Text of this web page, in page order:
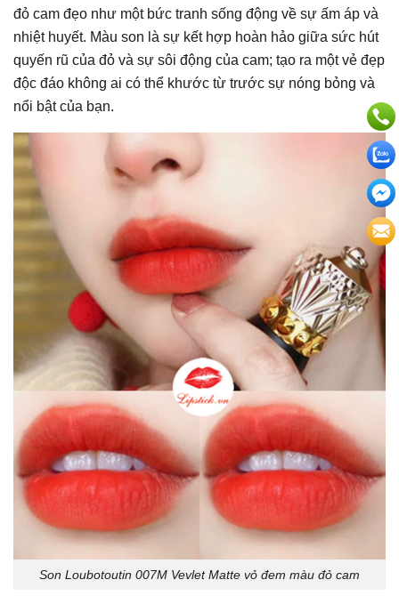
đỏ cam đẹo như một bức tranh sống động về sự ấm áp và
nhiệt huyết. Màu son là sự kết hợp hoàn hảo giữa sức hút
quyến rũ của đỏ và sự sôi động của cam; tạo ra một vẻ đẹp
độc đáo không ai có thể khước từ trước sự nóng bỏng và
nổi bật của bạn.
Son Loubotoutin 007M Vevlet Matte vỏ đem màu đỏ cam